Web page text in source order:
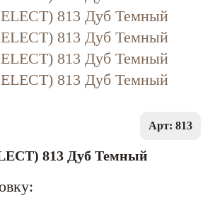
Арт: 813
813 Дуб Темный